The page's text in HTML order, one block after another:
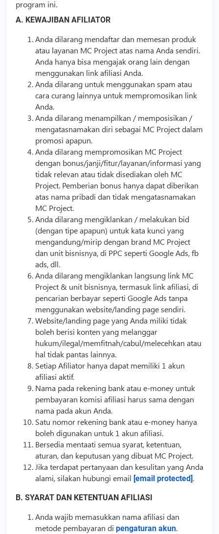
program ini.
A. KEWAJIBAN AFILIATOR
Anda dilarang mendaftar dan memesan produk
atau layanan MC Project atas nama Anda sendiri.
Anda hanya bisa mengajak orang lain dengan
menggunakan linkafiliasi Anda.
Anda dilarang untuk menggunakan spam atau
cara curang lainnya untuk mempromosikan link
Anda.
Anda dilarang menampilkan / memposisikan /
mengatasnamakan diri sebagai MC Project dalam
promosi apapun.
Anda dilarang mempromosikan MC Project
dengan bonus/janji/fitur/layanan/informasi yang
tidak relevan atau tidak disediakan oleh MC
Project. Pemberian bonus hanya dapat diberikan
atas nama pribadi dan tidak mengatasnamakan
MC Project.
Anda dilarang mengiklankan / melakukan bid
(dengan tipe apapun) untuk kata kunci yang
mengandung/mirip dengan brand MC Project
dan unit bisnisnya, di PPC seperti Google Ads, fb
ads, dll.
Anda dilarang mengiklankan langsung link MC
Project & unit bisnisnya, termasuk linkafiliasi, di
pencarian berbayar seperti Google Ads tanpa
menggunakan website/landing page sendiri.
Website/landing page yang Anda miliki tidak
boleh berisi konten yang melanggar
hukum/ilegal/memfitnah/cabul/melecehkan atau
hal tidak pantas lainnya.
Setiap Afiliator hanya dapat memiliki 1 akun
afiliasi aktif.
Nama pada rekening bank atau e-money untuk
pembayaran komisi afiliasi harus sama dengan
nama pada akun Anda.
Satu nomor rekening bank atau e-money hanya
boleh digunakan untuk 1 akun afiliasi.
Bersedia mentaati semua syarat, ketentuan,
aturan, dan keputusan yang dibuat MC Project.
Jika terdapat pertanyaan dan kesulitan yang Anda
alami, silakan hubungi email [email protected].
B. SYARAT DAN KETENTUAN AFILIASI
Anda wajib memasukkan nama afiliasi dan
metode pembayaran di pengaturan akun.